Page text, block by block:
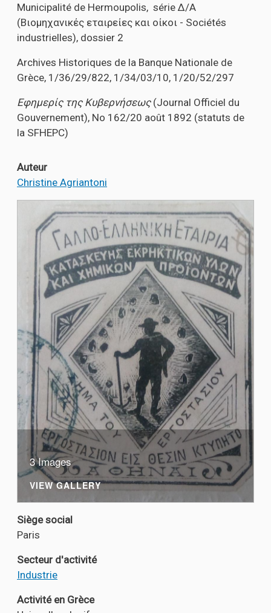
Municipalité de Hermoupolis, série Δ/Α
(Βιομηχανικές εταιρείες και οίκοι - Sociétés
industrielles), dossier 2
Archives Historiques de la Banque Nationale de
Grèce, 1/36/29/822, 1/34/03/10, 1/20/52/297
Εφημερίς της Κυβερνήσεως(Journal Officiel du
Gouvernement), No 162/20 août 1892 (statuts de
la SFHEPC)
Auteur
Christine Agriantoni
3 Images
VIEW GALLERY
Siège social
Paris
Secteur d'activité
Industrie
Activité en Grèce